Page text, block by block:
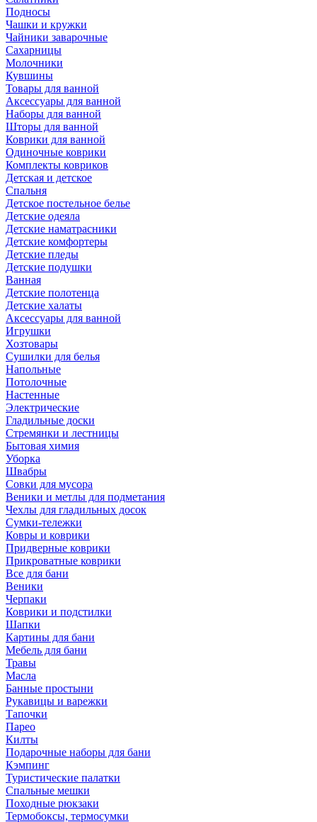
Подносы
Чашки и кружки
Чайники заварочные
Сахарницы
Молочники
Кувшины
Товары для ванной
Аксессуары для ванной
Наборы для ванной
Шторы для ванной
Коврики для ванной
Одиночные коврики
Комплекты ковриков
Детская и детское
Спальня
Детское постельное белье
Детские одеяла
Детские наматрасники
Детские комфортеры
Детские пледы
Детские подушки
Ванная
Детские полотенца
Детские халаты
Аксессуары для ванной
Игрушки
Хозтовары
Сушилки для белья
Напольные
Потолочные
Настенные
Электрические
Гладильные доски
Стремянки и лестницы
Бытовая химия
Уборка
Швабры
Совки для мусора
Веники и метлы для подметания
Чехлы для гладильных досок
Сумки-тележки
Ковры и коврики
Придверные коврики
Прикроватные коврики
Все для бани
Веники
Черпаки
Коврики и подстилки
Шапки
Картины для бани
Мебель для бани
Травы
Масла
Банные простыни
Рукавицы и варежки
Тапочки
Парео
Килты
Подарочные наборы для бани
Кэмпинг
Туристические палатки
Спальные мешки
Походные рюкзаки
Термобоксы, термосумки